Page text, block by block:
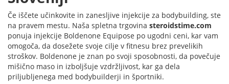
Če iščete učinkovite in zanesljive injekcije za bodybuilding, ste
na pravem mestu. Naša spletna trgovina steroidstime.com
ponuja injekcije Boldenone Equipose po ugodni ceni, kar vam
omogoča, da dosežete svoje cilje v fitnesu brez prevelikih
stroškov. Boldenone je znan po svoji sposobnosti, da povečuje
mišično maso in izboljšuje vzdržljivost, kar ga dela
priljubljenega med bodybuilderji in športniki.